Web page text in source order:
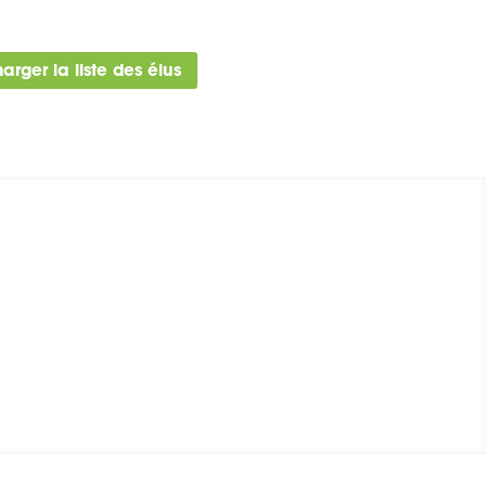
la liste des élus